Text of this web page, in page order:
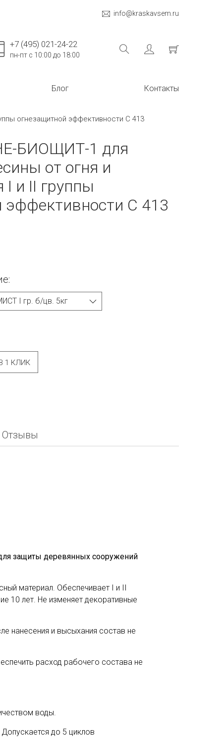
info@kraskavsem.ru
+7 (495) 021-24-22
пн-пт с 10:00 до 18:00
Блог Контакты
огнезащитной эффективности C 413
БИОЩИТ-1 для
от огня и
I и II группы
эффективности C 413
1 КЛИК
Отзывы
защиты деревянных сооружений
материал. Обеспечивает I и II
10 лет. Не изменяет декоративные
нанесения и высыхания состав не
расход рабочего состава не
воды.
до 5 циклов